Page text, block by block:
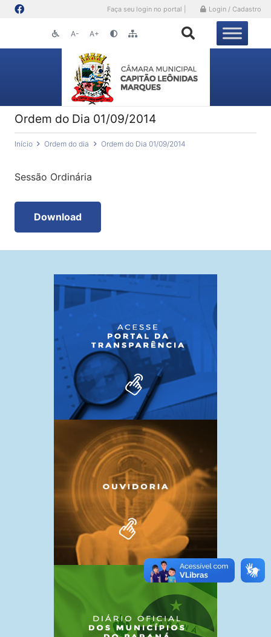
Faça seu login no portal | Login / Cadastro
A- A+
Ordem do Dia 01/09/2014
Início Ordem do dia Ordem do Dia 01/09/2014
Sessão Ordinária
Download